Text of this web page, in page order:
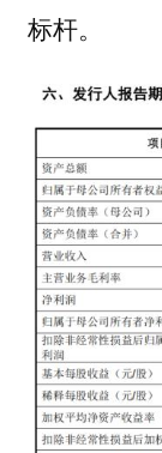
标杆。